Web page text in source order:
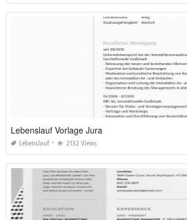
Lebenslauf Vorlage Jura
Lebenslauf 2132 Views